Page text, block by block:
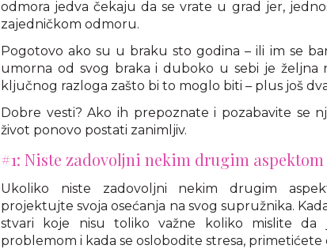
odmora jedva čekaju da se vrate u grad jer,
zajedničkom odmoru.
Pogotovo ako su u braku sto godina – ili im se
umorna od svog braka i duboko u sebi je željna
ključnog razloga zašto bi to moglo biti – plus još
Dobre vesti? Ako ih prepoznate i pozabavite se
život ponovo postati zanimljiv.
#1: Niste zadovoljni nekim drugim
Ukoliko niste zadovoljni nekim drugim
projektujte svoja osećanja na svog supružnika.
stvari koje nisu toliko važne koliko mislite da
problemom i kada se oslobodite stresa, primetićete